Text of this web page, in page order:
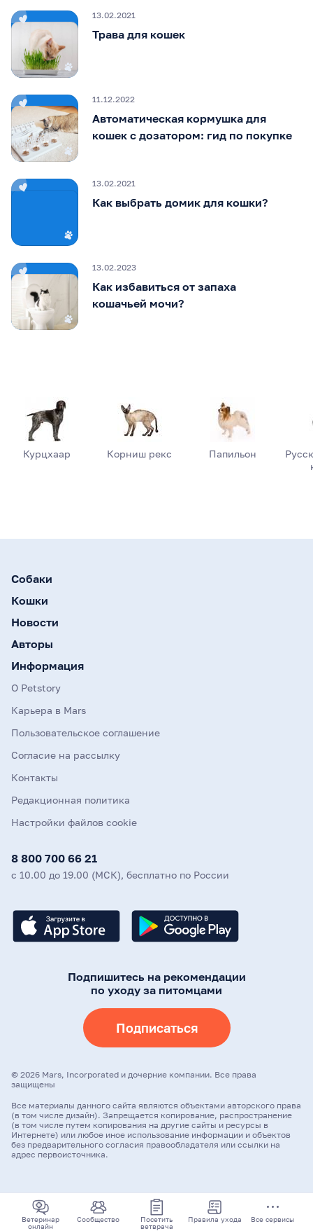
Ветеринар
онлайн
Сообщество
Посетить
ветврача
Правила ухода Все сервисы
13.02.2021
Трава для кошек
11.12.2022
Автоматическая кормушка для
кошек с дозатором: гид по покупке
13.02.2021
Как выбрать домик для кошки?
13.02.2023
Как избавиться от запаха
кошачьей мочи?
Курцхаар Корниш рекс Папильон
Собаки
Кошки
Новости
Авторы
Информация
О Petstory
Карьера в Mars
Пользовательское соглашение
Согласие на рассылку
Контакты
Редакционная политика
Настройки файлов cookie
8 800 700 66 21
с 10.00 до 19.00 (МСК), бесплатно по России
Подпишитесь на рекомендации
по уходу за питомцами
Подписаться
© 2026 Mars, Incorporated и дочерние компании. Все права
защищены
Все материалы данного сайта являются объектами авторского права
(в том числе дизайн). Запрещается копирование, распространение
(в том числе путем копирования на другие сайты и ресурсы в
Интернете) или любое иное использование информации и объектов
без предварительного согласия правообладателя или ссылки на
адрес первоисточника.